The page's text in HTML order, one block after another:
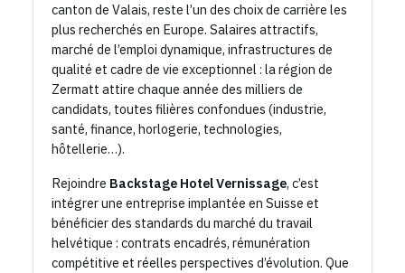
canton de Valais, reste l’un des choix de carrière les
plus recherchés en Europe. Salaires attractifs,
marché de l’emploi dynamique, infrastructures de
qualité et cadre de vie exceptionnel : la région de
Zermatt attire chaque année des milliers de
candidats, toutes filières confondues (industrie,
santé, finance, horlogerie, technologies,
hôtellerie…).
Rejoindre Backstage Hotel Vernissage, c’est
intégrer une entreprise implantée en Suisse et
bénéficier des standards du marché du travail
helvétique : contrats encadrés, rémunération
compétitive et réelles perspectives d’évolution. Que